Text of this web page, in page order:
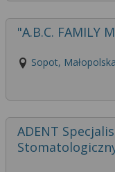
"A.B.C. FAMILY
Sopot,
ADENT